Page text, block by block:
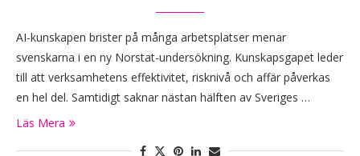
AI-kunskapen brister på många arbetsplatser menar
svenskarna i en ny Norstat-undersökning. Kunskapsgapet leder
till att verksamhetens effektivitet, risknivå och affär påverkas
en hel del. Samtidigt saknar nästan hälften av Sveriges …
Läs Mera